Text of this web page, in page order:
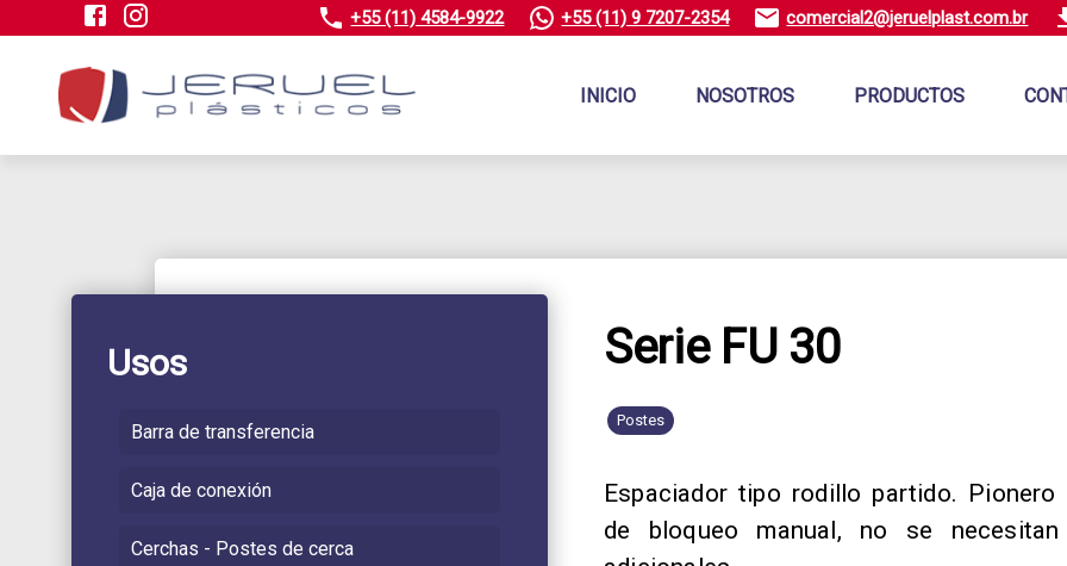
+55 (11) 4584-9922 +55 (11) 9 7207-2354 comercial2@jeruelplast.com.br
INICIO NOSOTROS PRODUCTOS
Usos
Barra de transferencia
Caja de conexión
Cerchas - Postes de cerca
Serie FU 30
Postes
Espaciador tipo rodillo partido.
de bloqueo manual, no se necesitan